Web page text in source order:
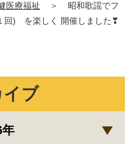
医療福祉 ＞
昭和歌謡でフ
回) を楽しく 開催しました❣
イブ
年